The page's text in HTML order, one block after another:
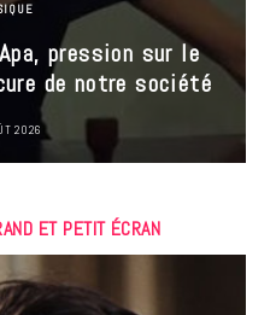
pression sur le
de notre société
2026
ET PETIT ÉCRAN